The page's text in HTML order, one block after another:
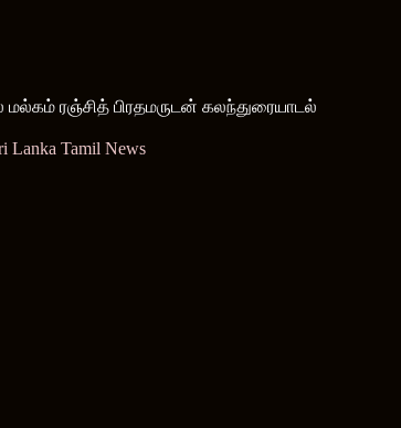
மல்கம் ரஞ்சித் பிரதமருடன் கலந்துரையாடல்
Lanka Tamil News